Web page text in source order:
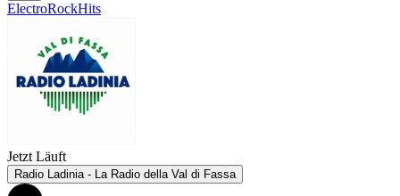
ElectroRockHits
Jetzt Läuft
Radio Ladinia - La Radio della Val di Fassa